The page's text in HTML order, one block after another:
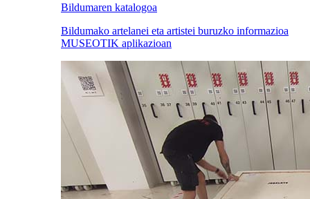
Bildumaren katalogoa
Bildumako artelanei eta artistei buruzko informazioa
MUSEOTIK aplikazioan